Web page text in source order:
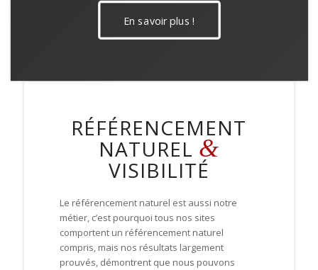
En savoir plus !
RÉFÉRENCEMENT
NATUREL &
VISIBILITÉ
Le référencement naturel est aussi notre
métier, c’est pourquoi tous nos sites
comportent un référencement naturel
compris, mais nos résultats largement
prouvés, démontrent que nous pouvons